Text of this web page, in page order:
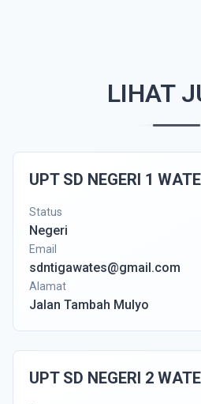
LIHAT
UPT SD NEGERI 1
Status
Negeri
Email
sdntigawates@gmail.com
Alamat
Jalan Tambah Mulyo
UPT SD NEGERI 2